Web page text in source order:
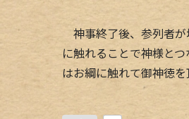
神事終了後、参列者
に触れることで神様と
はお綱に触れて御神徳